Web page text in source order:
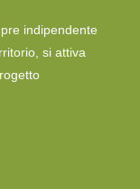
indipendente
si attiva